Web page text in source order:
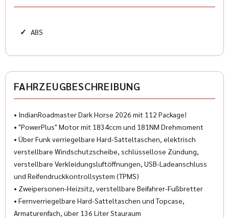
1 km
Neu
Farbe
Rot Metallic
Farbe (Hersteller)
Maroon Metallic
AUSSTATTUNG
✓ ABS
FAHRZEUGBESCHREIBUNG
• IndianRoadmaster Dark Horse 2026 mit 112 Package!
• "PowerPlus" Motor mit 1834ccm und 181NM Drehmoment
• Über Funk verriegelbare Hard-Satteltaschen, elektrisch
verstellbare Windschutzscheibe, schlüssellose Zündung,
verstellbare Verkleidungsluftöffnungen, USB-Ladeanschluss
und Reifendruckkontrollsystem (TPMS)
• Zweipersonen-Heizsitz, verstellbare Beifahrer-Fußbretter
• Fernverriegelbare Hard-Satteltaschen und Topcase,
Armaturenfach, über 136 Liter Stauraum